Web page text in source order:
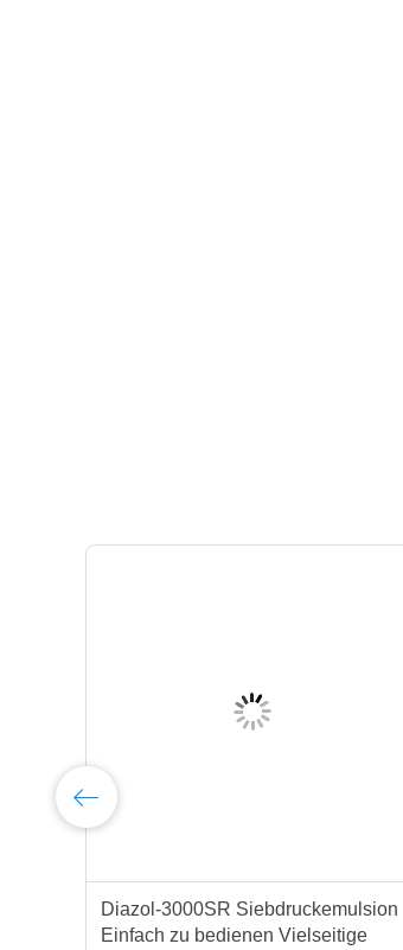
Diazol-3000SR Siebdruckemulsion
Einfach zu bedienen Vielseitige